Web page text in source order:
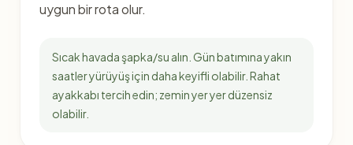
uygun bir rota olur.
Sıcak havada şapka/su alın. Gün batımına yakın
saatler yürüyüş için daha keyifli olabilir. Rahat
ayakkabı tercih edin; zemin yer yer düzensiz
olabilir.